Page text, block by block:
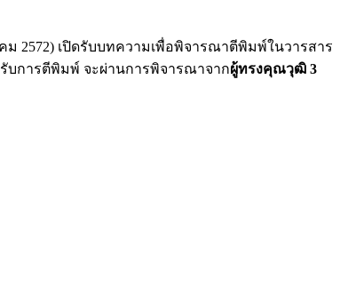
ม 2572) เปิดรับบทความเพื่อพิจารณาตีพิมพ์ในวารสาร
บการตีพิมพ์ จะผ่านการพิจารณาจากผู้ทรงคุณวุฒิ 3